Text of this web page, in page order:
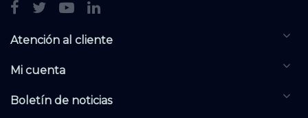
Atención al cliente
Mi cuenta
Boletín de noticias